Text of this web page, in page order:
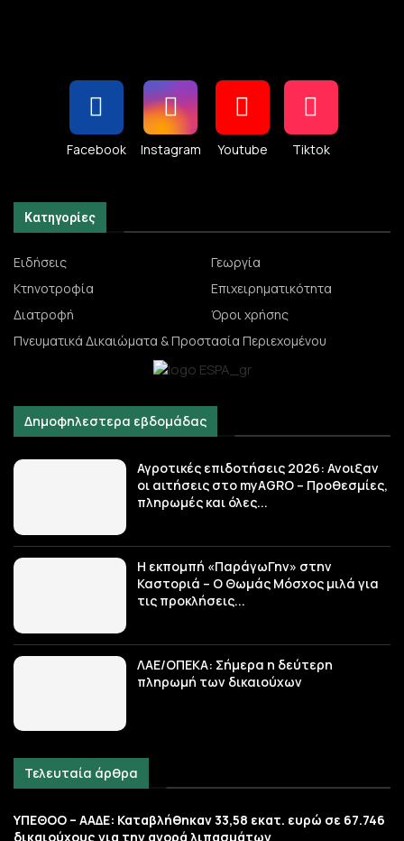
Facebook Instagram Youtube Tiktok
Κατηγορίες
Ειδήσεις
Γεωργία
Κτηνοτροφία
Επιχειρηματικότητα
Διατροφή
Όροι χρήσης
Πνευματικά Δικαιώματα & Προστασία Περιεχομένου
Δημοφηλεστερα εβδομάδας
Αγροτικές επιδοτήσεις 2026: Ανοιξαν
οι αιτήσεις στο myAGRO – Προθεσμίες,
πληρωμές και όλες...
Η εκπομπή «ΠαράγωΓην» στην
Καστοριά – Ο Θωμάς Μόσχος μιλά για
τις προκλήσεις...
ΛΑΕ/ΟΠΕΚΑ: Σήμερα η δεύτερη
πληρωμή των δικαιούχων
Τελευταία άρθρα
ΥΠΕΘΟΟ – ΑΑΔΕ: Καταβλήθηκαν 33,58 εκατ. ευρώ σε 67.746
δικαιούχους για την αγορά λιπασμάτων